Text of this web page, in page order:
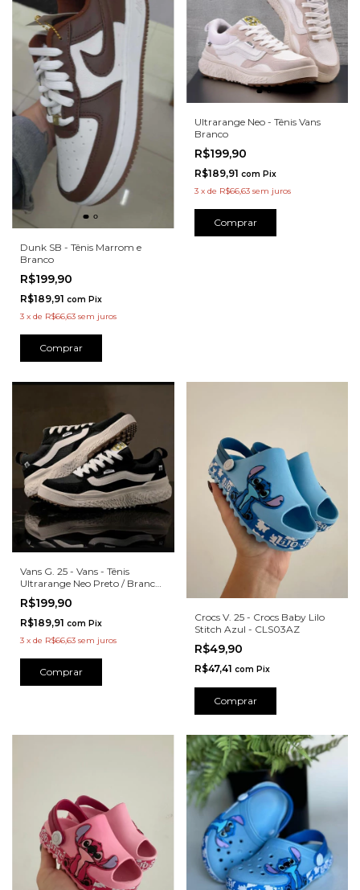
Dunk SB - Tênis Marrom e
Branco
R$199,90
R$189,91 com Pix
3 x de R$66,63 sem juros
Comprar
Ultrarange Neo - Tênis Vans
Branco
R$199,90
R$189,91 com Pix
3 x de R$66,63 sem juros
Comprar
Vans G. 25 - Vans - Tênis
Ultrarange Neo Preto / Branco
- VR3PTBR
R$199,90
R$189,91 com Pix
3 x de R$66,63 sem juros
Comprar
Crocs V. 25 - Crocs Baby Lilo
Stitch Azul - CLS03AZ
R$49,90
R$47,41 com Pix
Comprar